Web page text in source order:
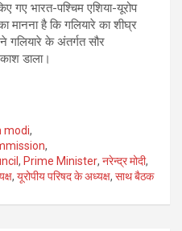
गए भारत-पश्चिम एशिया-यूरोप
मानना है कि गलियारे का शीघ्र
ने गलियारे के अंतर्गत सौर
डाला।
modi,
,
, Prime Minister, नरेन्द्र मोदी,
, यूरोपीय परिषद के अध्यक्ष, साथ बैठक